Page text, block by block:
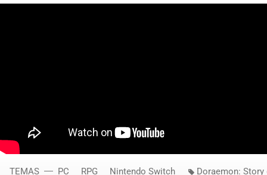
TEMAS PC RPG Nintendo Switch Doraemon: